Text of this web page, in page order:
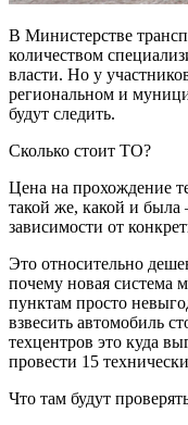
В Министерстве
количеством
власти. Но у
региональном и
будут следить.
Сколько стоит ТО?
Цена на прохождение
такой же, какой и
зависимости от
Это относительно
почему новая система
пунктам просто
взвесить автомобиль
техцентров это куда
провести 15
Что там будут